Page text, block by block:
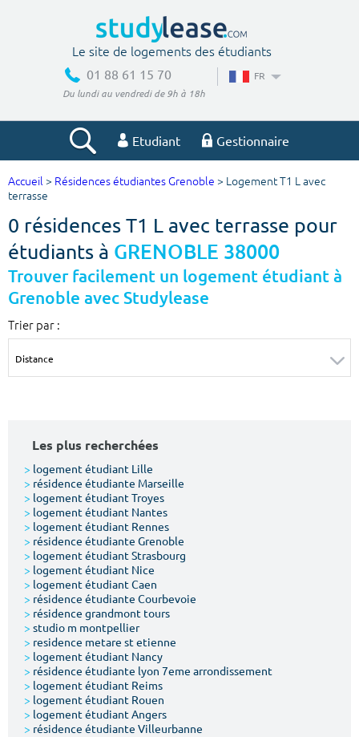
Le site de logements des étudiants
01 88 61 15 70
Du lundi au vendredi de 9h à 18h
FR
Etudiant Gestionnaire
Votre recherche
Ville, école
Budget min
€
Budget max
€
Surface min Surface max
Type de location
Votre date d'entrée
Chercher
Accueil > Résidences étudiantes Grenoble > Logement T1 L avec
terrasse
0 résidences T1 L avec terrasse pour
étudiants à GRENOBLE 38000
Trouver facilement un logement étudiant à
Grenoble avec Studylease
Trier par :
Les plus recherchées
> logement étudiant Lille
> résidence étudiante Marseille
> logement étudiant Troyes
> logement étudiant Nantes
> logement étudiant Rennes
> résidence étudiante Grenoble
> logement étudiant Strasbourg
> logement étudiant Nice
> logement étudiant Caen
> résidence étudiante Courbevoie
> résidence grandmont tours
> studio m montpellier
> residence metare st etienne
> logement étudiant Nancy
> résidence étudiante lyon 7eme arrondissement
> logement étudiant Reims
> logement étudiant Rouen
> logement étudiant Angers
> résidence étudiante Villeurbanne